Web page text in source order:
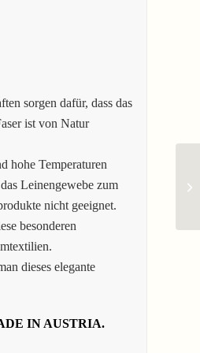
sorgen dafür, dass das
ist von Natur
hohe Temperaturen
Leinengewebe zum
nicht geeignet.
besonderen
dieses elegante
IN AUSTRIA.